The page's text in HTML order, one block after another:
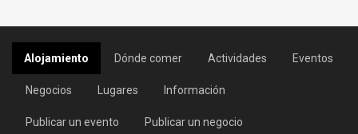
Alojamiento Dónde comer Actividades Eventos
Negocios Lugares Información
Publicar un evento Publicar un negocio